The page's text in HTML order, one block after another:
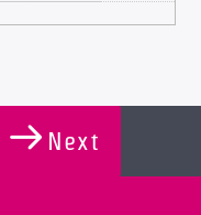
Next